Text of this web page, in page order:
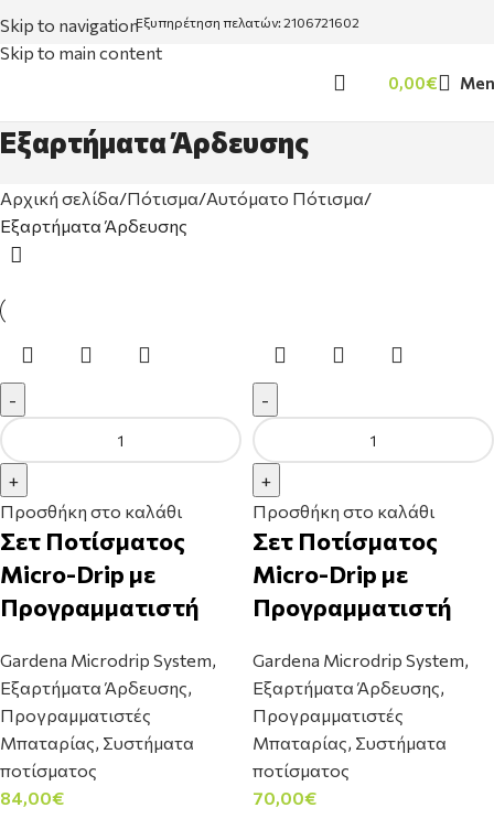
Skip to navigation
Skip to main content
Εξυπηρέτηση πελατών: 2106721602
0,00€
Εξαρτήματα Άρδευσης
Αρχική σελίδα Πότισμα Αυτόματο Πότισμα
Εξαρτήματα Άρδευσης
Προσθήκη στο καλάθι
Σετ Ποτίσματος
Micro-Drip με
Προγραμματιστή
Gardena Microdrip System,
Εξαρτήματα Άρδευσης,
Προγραμματιστές
Μπαταρίας, Συστήματα
ποτίσματος
84,00€
Προσθήκη στο καλάθι
Σετ Ποτίσματος
Micro-Drip με
Προγραμματιστή
Gardena Microdrip System,
Εξαρτήματα Άρδευσης,
Προγραμματιστές
Μπαταρίας, Συστήματα
ποτίσματος
70,00€